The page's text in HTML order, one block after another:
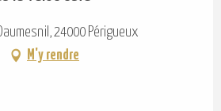
24000 Périgueux
M'y rendre